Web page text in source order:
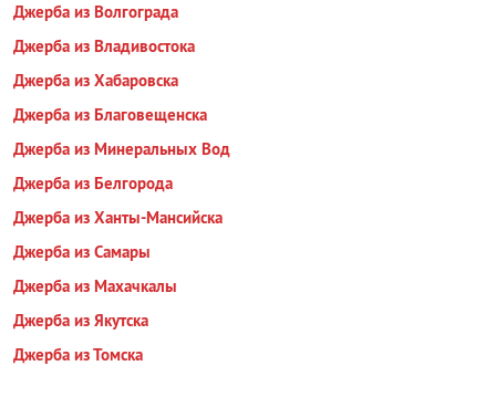
Джерба из Волгограда
Джерба из Владивостока
Джерба из Хабаровска
Джерба из Благовещенска
Джерба из Минеральных Вод
Джерба из Белгорода
Джерба из Ханты-Мансийска
Джерба из Самары
Джерба из Махачкалы
Джерба из Якутска
Джерба из Томска